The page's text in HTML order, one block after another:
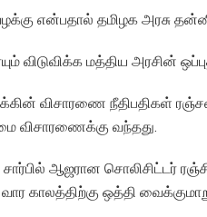
என்பதால் தமிழக அரசு
விடுவிக்க மத்திய அரசின்
விசாரணை நீதிபதிகள்
விசாரணைக்கு வந்தது.
ஆஜரான சொலிசிட்டர்
காலத்திற்கு ஒத்தி